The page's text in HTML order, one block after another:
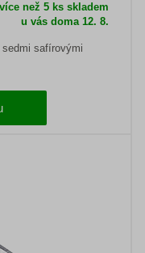
více než 5 ks skladem
u vás doma 12. 8.
sedmi safírovými